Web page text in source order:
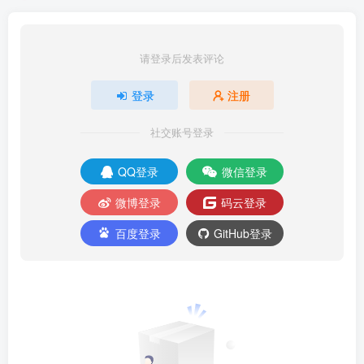
请登录后发表评论
登录 注册
社交账号登录
QQ登录
微信登录
微博登录
码云登录
百度登录
GitHub登录